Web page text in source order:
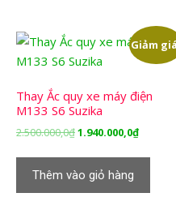
Giảm
Thay Ắc quy xe máy điện
M133 S6 Suzika
2.500.000,0₫Giá
2.500.000,0₫.
1.940.000,0₫Giá
Thêm vào giỏ hàng